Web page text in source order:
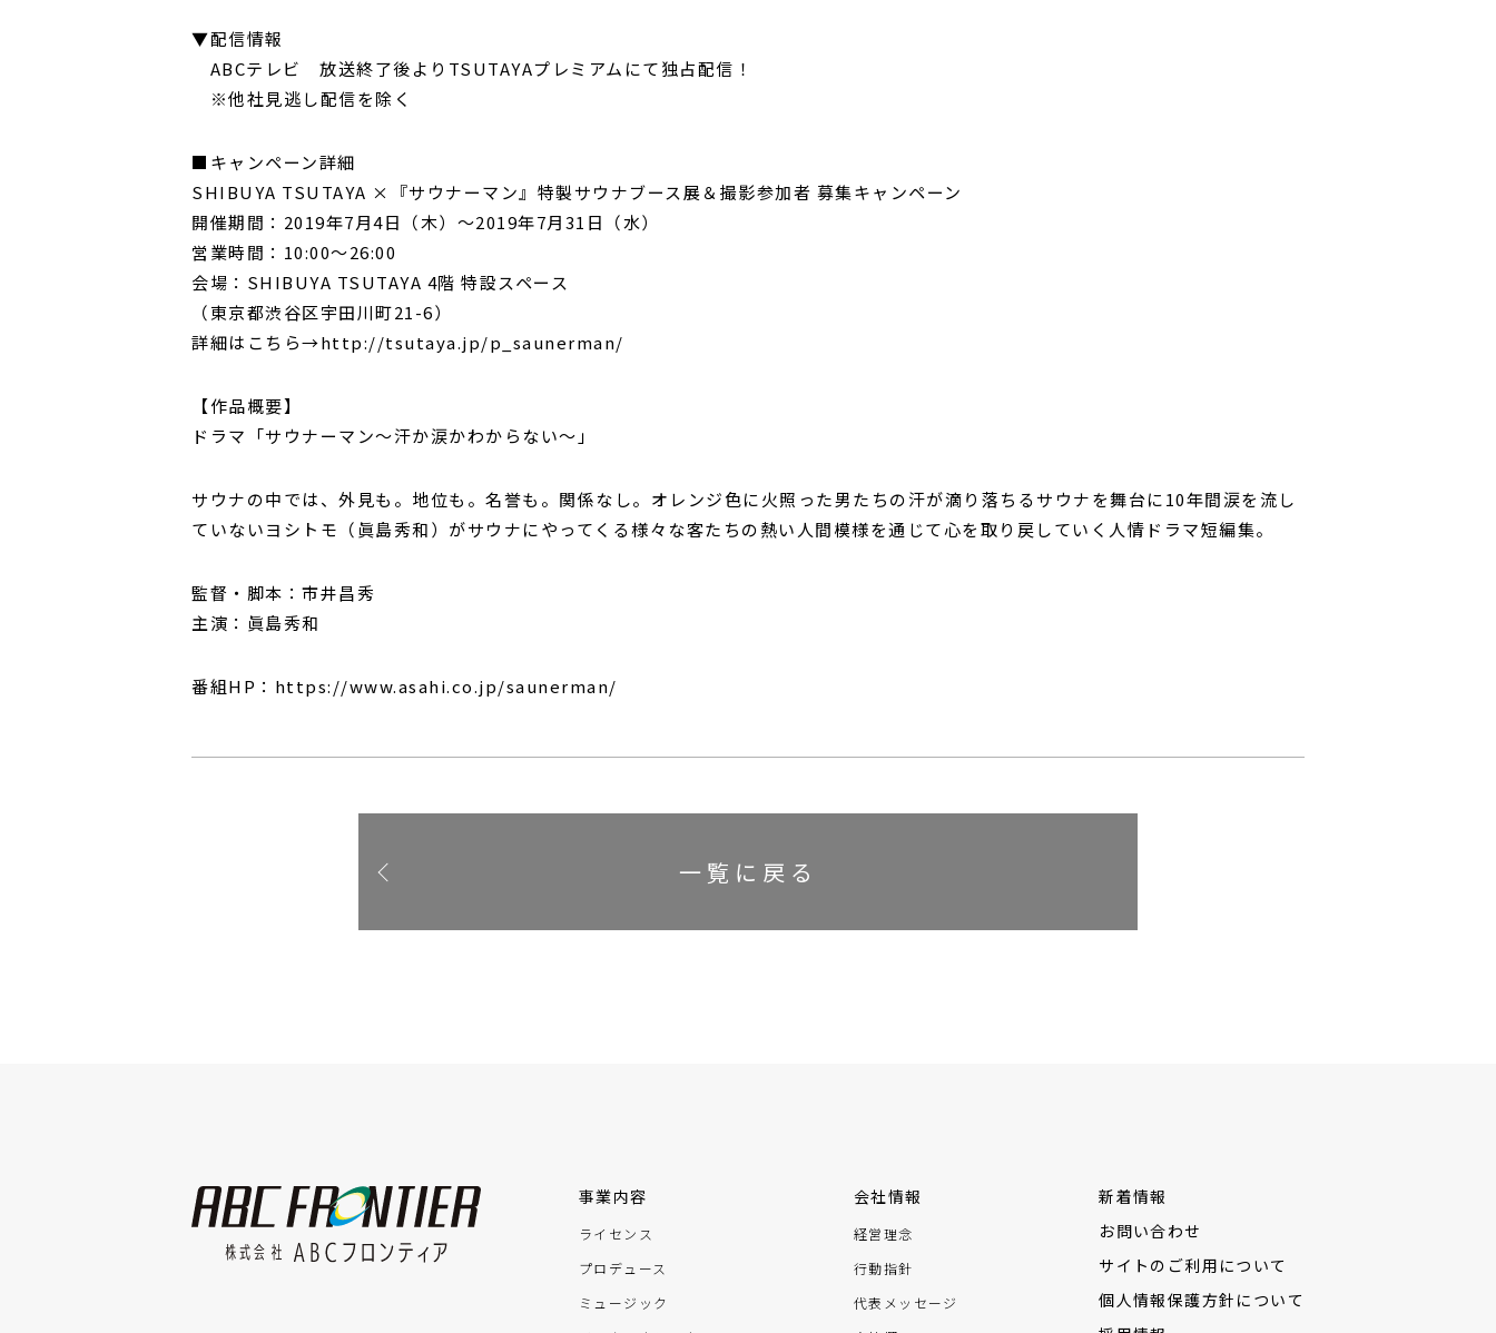
▼配信情報
ABCテレビ 放送終了後よりTSUTAYAプレミアムにて独占配信！
※他社見逃し配信を除く
■キャンペーン詳細
SHIBUYA TSUTAYA ×『サウナーマン』特製サウナブース展＆撮影参加者 募集キャンペーン
開催期間：2019年7月4日（木）～2019年7月31日（水）
営業時間：10:00～26:00
会場：SHIBUYA TSUTAYA 4階 特設スペース
（東京都渋谷区宇田川町21-6）
詳細はこちら→http://tsutaya.jp/p_saunerman/
【作品概要】
ドラマ「サウナーマン～汗か涙かわからない～」
サウナの中では、外見も。地位も。名誉も。関係なし。オレンジ色に火照った男たちの汗が滴り落ちるサウナを舞台に10年間涙を流し
ていないヨシトモ（眞島秀和）がサウナにやってくる様々な客たちの熱い人間模様を通じて心を取り戻していく人情ドラマ短編集。
監督・脚本：市井昌秀
主演：眞島秀和
番組HP：https://www.asahi.co.jp/saunerman/
一覧に戻る
事業内容
ライセンス
プロデュース
ミュージック
会社情報
経営理念
行動指針
代表メッセージ
新着情報
お問い合わせ
サイトのご利用について
個人情報保護方針について